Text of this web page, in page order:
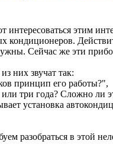
этим
Сейчас же эти
них звучат так:
принцип его работы?",
три года? Сложно ли
установка
разобраться в этой